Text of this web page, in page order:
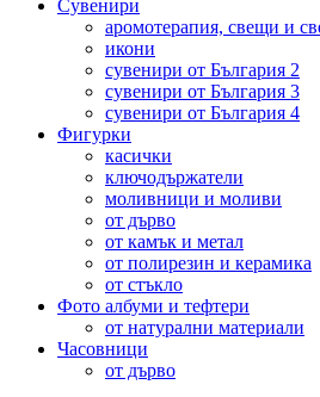
Сувенири
аромотерапия, свещи и
икони
сувенири от България 2
сувенири от България 3
сувенири от България 4
Фигурки
касички
ключодържатели
моливници и моливи
от дърво
от камък и метал
от полирезин и керамика
от стъкло
Фото албуми и тефтери
от натурални материали
Часовници
от дърво